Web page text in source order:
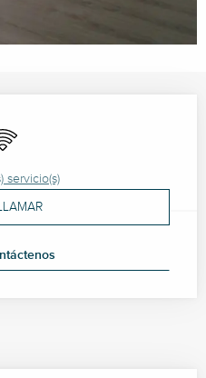
servicio(s)